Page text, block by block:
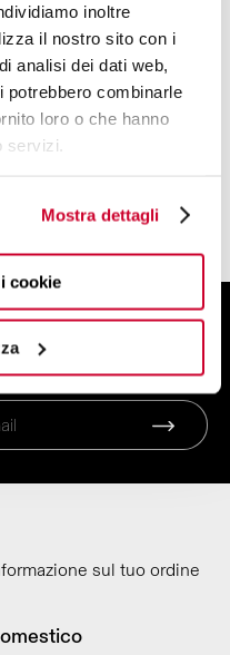
inoltre
il nostro sito con i
analisi dei dati web,
potrebbero combinarle
loro o che hanno
Mostra dettagli
cookie
tuo ordine!
sul tuo ordine